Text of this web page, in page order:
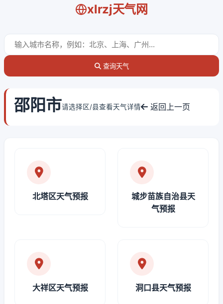
xlrzj天气网
查询天气
邵阳市请选择区/县查看天气详情 返回上一页
北塔区天气预报
城步苗族自治县天
气预报
大祥区天气预报 洞口县天气预报